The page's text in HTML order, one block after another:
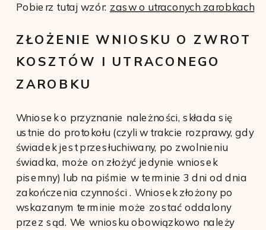
Pobierz tutaj wzór: zasw o utraconych zarobkach
ZŁOŻENIE WNIOSKU O ZWROT
KOSZTÓW I UTRACONEGO
ZAROBKU
Wniosek o przyznanie należności, składa się
ustnie do protokołu (czyli w trakcie rozprawy, gdy
świadek jest przesłuchiwany, po zwolnieniu
świadka, może on złożyć jedynie wniosek
pisemny) lub na piśmie w terminie 3 dni od dnia
zakończenia czynności . Wniosek złożony po
wskazanym terminie może zostać oddalony
przez sąd. We wniosku obowiązkowo należy